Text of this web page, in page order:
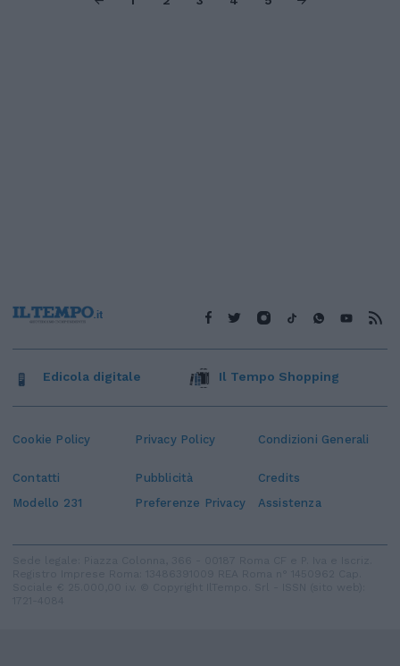
Cookie Policy Privacy Policy Condizioni Generali
Contatti Pubblicità
Credits
Modello 231
Preferenze Privacy Assistenza
Edicola digitale Il Tempo Shopping